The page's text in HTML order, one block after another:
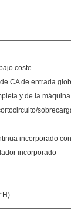
coste
CA de entrada
y de la máquina
incorporado
incorporado